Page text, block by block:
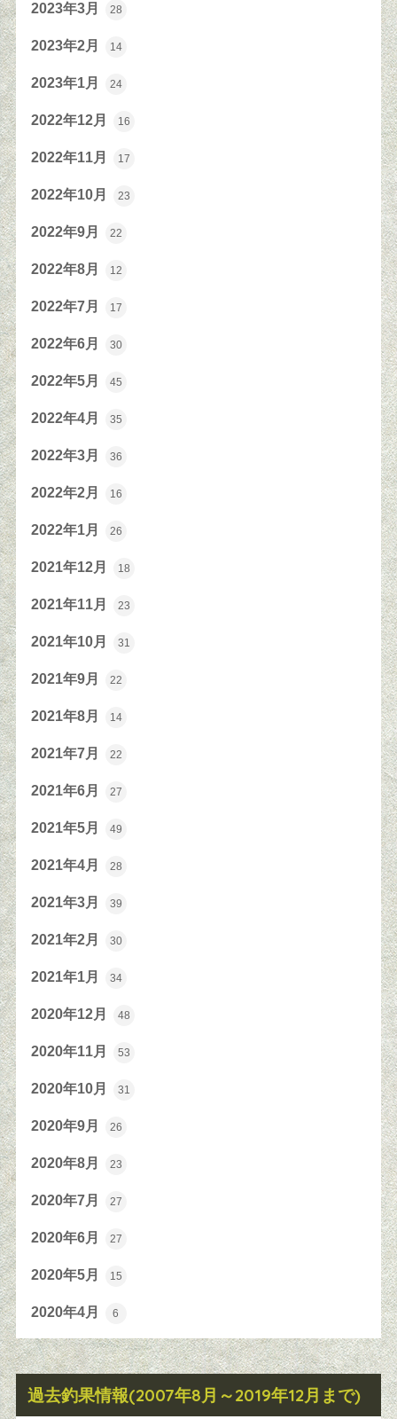
2023年3月 28
2023年2月 14
2023年1月 24
2022年12月 16
2022年11月 17
2022年10月 23
2022年9月 22
2022年8月 12
2022年7月 17
2022年6月 30
2022年5月 45
2022年4月 35
2022年3月 36
2022年2月 16
2022年1月 26
2021年12月 18
2021年11月 23
2021年10月 31
2021年9月 22
2021年8月 14
2021年7月 22
2021年6月 27
2021年5月 49
2021年4月 28
2021年3月 39
2021年2月 30
2021年1月 34
2020年12月 48
2020年11月 53
2020年10月 31
2020年9月 26
2020年8月 23
2020年7月 27
2020年6月 27
2020年5月 15
2020年4月 6
過去釣果情報(2007年8月～2019年12月まで)